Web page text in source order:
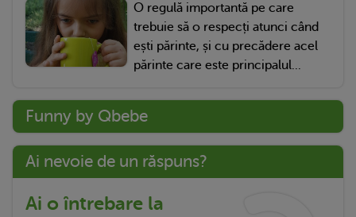
O regulă importantă pe care
trebuie să o respecți atunci când
ești părinte, și cu precădere acel
părinte care este principalul...
Funny by Qbebe
Ai nevoie de un răspuns?
Ai o întrebare la